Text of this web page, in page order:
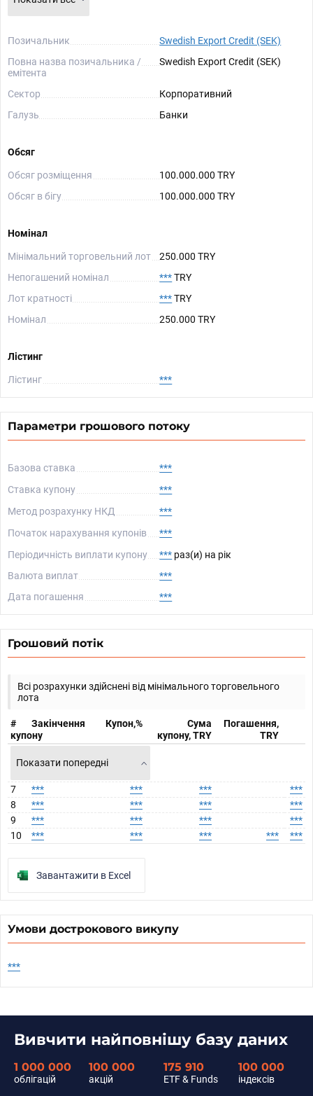
Позичальник
Swedish Export Credit (SEK)
Повна назва позичальника /
емітента
Swedish Export Credit (SEK)
Сектор
Корпоративний
Галузь
Банки
Обсяг
Обсяг розміщення
100.000.000 TRY
Обсяг в бігу
100.000.000 TRY
Номінал
Мінімальний торговельний лот
250.000 TRY
Непогашений номінал
***TRY
Лот кратності
***TRY
Номінал
250.000 TRY
Лістинг
Лістинг ***
Параметри грошового потоку
Базова ставка
***
Ставка купону
***
Метод розрахунку НКД
***
Початок нарахування купонів
***
Періодичність виплати купону
*** раз(и) на рік
Валюта виплат
***
Дата погашення
***
Грошовий потік
Всі розрахунки здійснені від мінімального торговельного
лота
#
Закінчення
купону
Купон,%
Сума
купону, TRY
Погашення,
TRY
Показати попередні
7 *** *** ***
***
8
*** *** ***
***
9
*** *** ***
***
10
*** *** *** *** ***
Завантажити в Excel
Умови дострокового викупу
***
Вивчити найповнішу базу даних
1 000 000
облігацій
100 000
акцій
175 910
ETF & Funds
100 000
індексів